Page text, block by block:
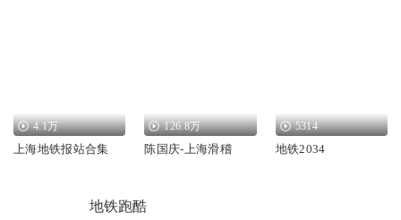
4.1万
上海地铁报站合集
126.8万
陈国庆-上海滑稽
5314
地铁2034
地铁跑酷